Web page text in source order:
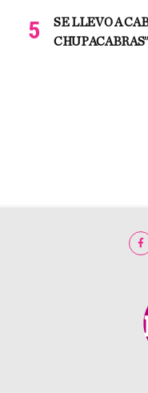
SE LLEVO A
CHUPACABRAS” |